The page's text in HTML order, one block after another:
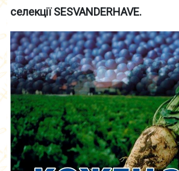
селекції SESVANDERHAVE.